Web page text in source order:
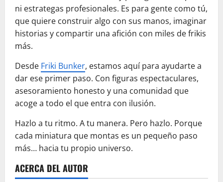
ni estrategas profesionales. Es para gente como tú,
que quiere construir algo con sus manos, imaginar
historias y compartir una afición con miles de frikis
más.
Desde Friki Bunker, estamos aquí para ayudarte a
dar ese primer paso. Con figuras espectaculares,
asesoramiento honesto y una comunidad que
acoge a todo el que entra con ilusión.
Hazlo a tu ritmo. A tu manera. Pero hazlo. Porque
cada miniatura que montas es un pequeño paso
más… hacia tu propio universo.
ACERCA DEL AUTOR